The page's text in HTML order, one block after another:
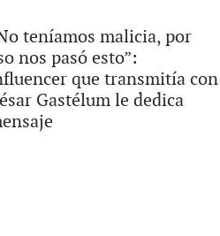
teníamos malicia, por
nos pasó esto”:
que transmitía con
Gastélum le dedica